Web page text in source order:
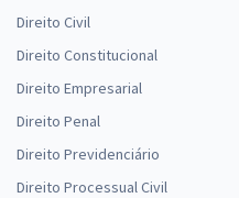
Direito Civil
Direito Constitucional
Direito Empresarial
Direito Penal
Direito Previdenciário
Direito Processual Civil